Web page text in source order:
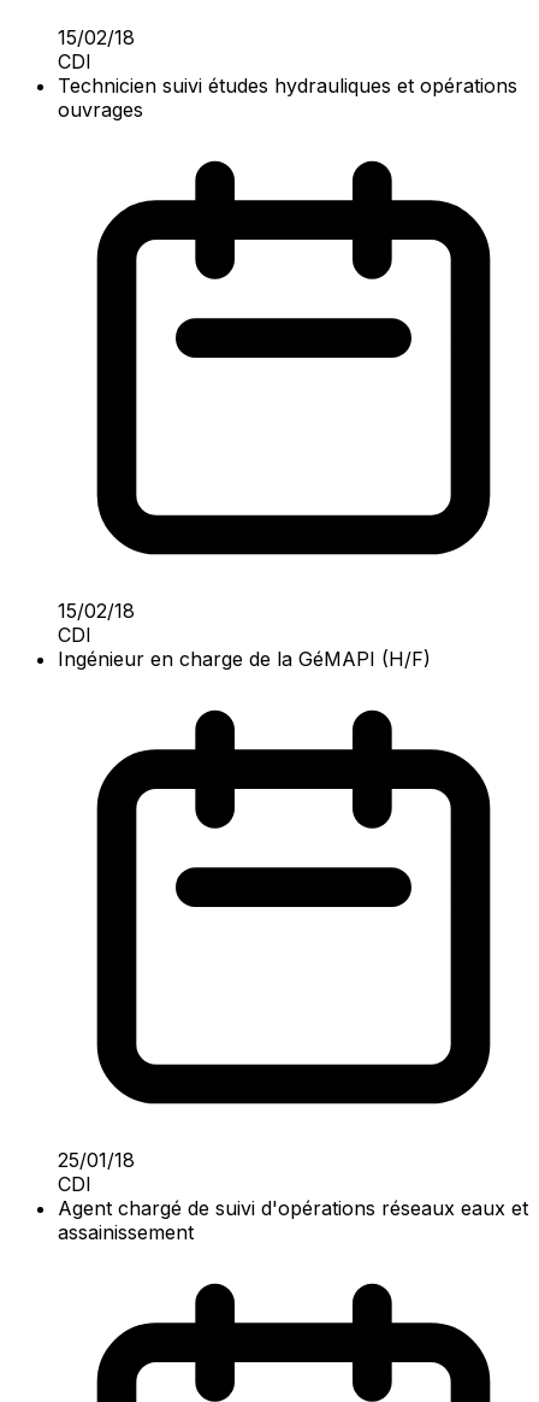
15/02/18
CDI
Technicien suivi études hydrauliques et opérations
ouvrages
15/02/18
CDI
Ingénieur en charge de la GéMAPI (H/F)
25/01/18
CDI
Agent chargé de suivi d'opérations réseaux eaux et
assainissement